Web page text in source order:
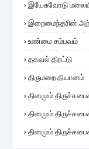
இயேசுவோடு
இறைமைந்தரின்
உண்மை சம்பவம்
தகவல் திரட்டு
திருமறை தியானம்
தினமும்
தினமும்
தினமும்